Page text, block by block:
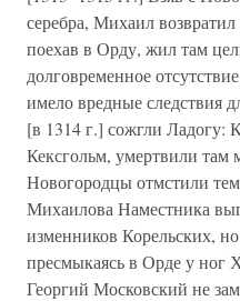
серебра, Михаил
поехав в Орду, жил там
долговременное
имело вредные следствия
[в 1314 г.] сожгли Ладогу:
Кексгольм, умертвили там
Новогородцы отмстили
Михаилова Наместника
изменников Корельских,
пресмыкаясь в Орде у ног
Георгий Московский не